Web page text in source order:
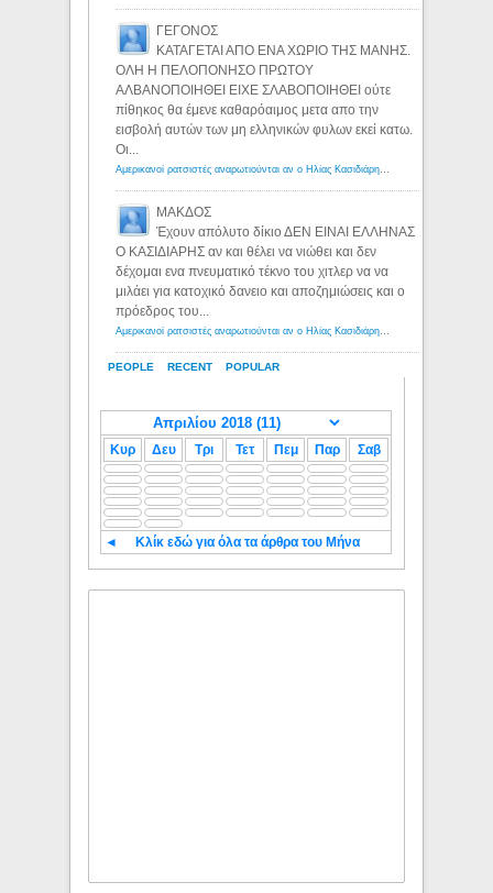
PEOPLE RECENT POPULAR
ΓΕΓΟΝΟΣ
ΚΑΤΑΓΕΤΑΙ ΑΠΟ ΕΝΑ ΧΩΡΙΟ ΤΗΣ ΜΑΝΗΣ.
ΟΛΗ Η ΠΕΛΟΠΟΝΗΣΟ ΠΡΩΤΟΥ
ΑΛΒΑΝΟΠΟΙΗΘΕΙ ΕΙΧΕ ΣΛΑΒΟΠΟΙΗΘΕΙ ούτε
πίθηκος θα έμενε καθαρόαιμος μετα απο την
εισβολή αυτών των μη ελληνικών φυλων εκεί κατω.
Οι...
Αμερικανοί ρατσιστές αναρωτιούνται αν ο Ηλίας Κασιδιάρης ανήκει στη λευκή φυλή... - Λόγιος Ερμής
ΜΑΚΔΟΣ
Έχουν απόλυτο δίκιο ΔΕΝ ΕΙΝΑΙ ΕΛΛΗΝΑΣ
Ο ΚΑΣΙΔΙΑΡΗΣ αν και θέλει να νιώθει και δεν
δέχομαι ενα πνευματικό τέκνο του χιτλερ να να
μιλάει για κατοχικό δανειο και αποζημιώσεις και ο
πρόεδρος του...
Αμερικανοί ρατσιστές αναρωτιούνται αν ο Ηλίας Κασιδιάρης ανήκει στη λευκή φυλή... - Λόγιος Ερμής
Κυρ Δευ Τρι Τετ Πεμ Παρ Σαβ
◄ Κλίκ εδώ για όλα τα άρθρα του Μήνα